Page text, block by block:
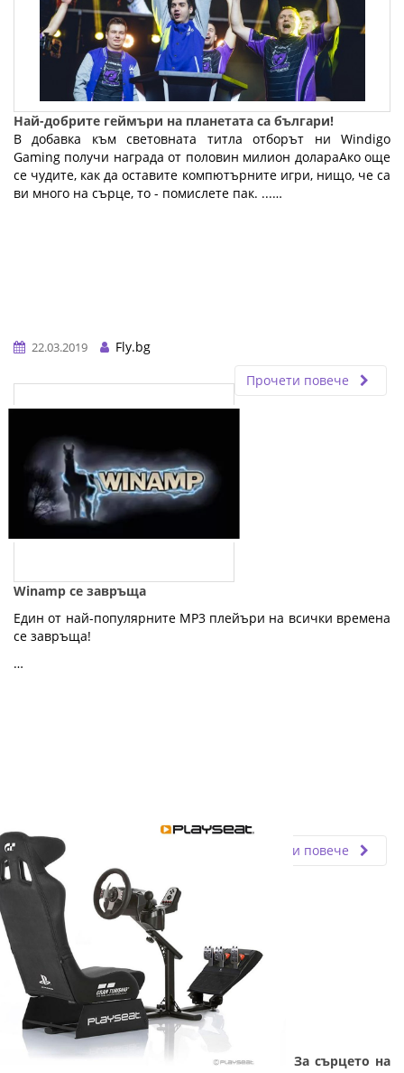
Най-добрите геймъри на планетата са българи!
В добавка към световната титла отборът ни Windigo
Gaming получи награда от половин милион долараАко още
се чудите, как да оставите компютърните игри, нищо, че са
ви много на сърце, то - помислете пак. ...…
22.03.2019
Fly.bg
Прочети повече
Winamp се завръща
Един от най-популярните MP3 плейъри на всички времена
се завръща!
…
Прочети повече
ТОП 6 гейминг компютри и аксесоари - За сърцето на